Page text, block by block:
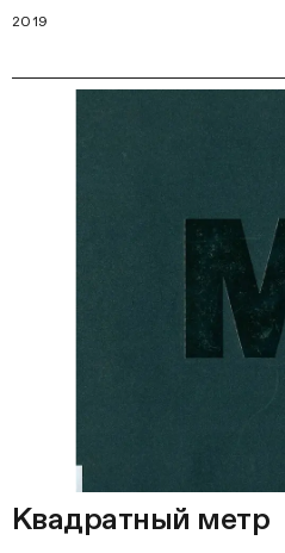
2019
Квадратный метр